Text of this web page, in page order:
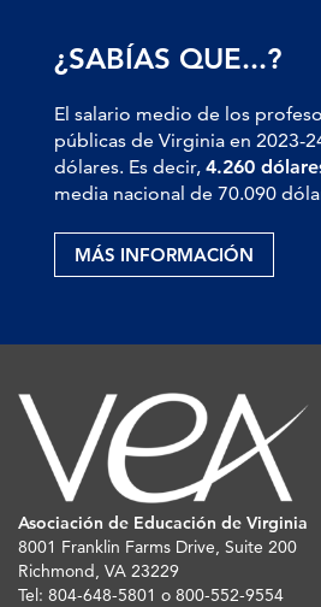
¿SABÍAS QUE...?
El salario medio de los
públicas de Virginia en 2023-
dólares. Es decir, 4.260
media nacional de 70.090
MÁS INFORMACIÓN
Asociación de Educación de Virginia
8001 Franklin Farms Drive, Suite 200
Richmond, VA 23229
Tel: 804-648-5801 o 800-552-9554